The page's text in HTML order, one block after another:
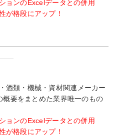
ョンのExcelデータとの併用
が格段にアップ！
――
酒類・機械・資材関連メーカー
概要をまとめた業界唯一のもの
ョンのExcelデータとの併用
が格段にアップ！